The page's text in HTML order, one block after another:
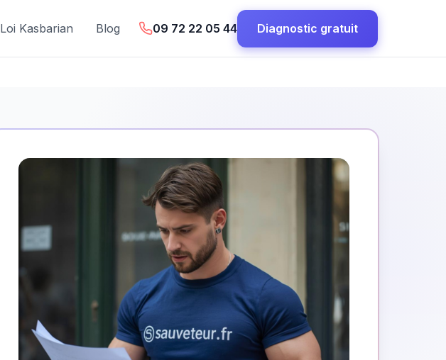
Loi Kasbarian Blog 09 72 22 05 44 Diagnostic gratuit